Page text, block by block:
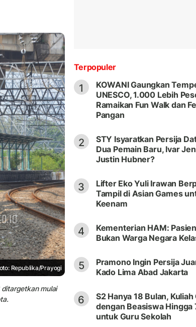
Republika/Prayogi
mulai
Terpopuler
1
KOWANI Gaungkan
UNESCO, 1.000 Lebih
Ramaikan Fun Walk dan
Pangan
2
STY Isyaratkan Persija
Dua Pemain Baru, Ivar
Justin Hubner?
3
Lifter Eko Yuli Irawan
Tampil di Asian Games
Keenam
4
Kementerian HAM:
Bukan Warga Negara
5
Pramono Ingin Persija
Kado Lima Abad Jakarta
6
S2 Hanya 18 Bulan,
dengan Beasiswa Hingga
untuk Guru Sekolah